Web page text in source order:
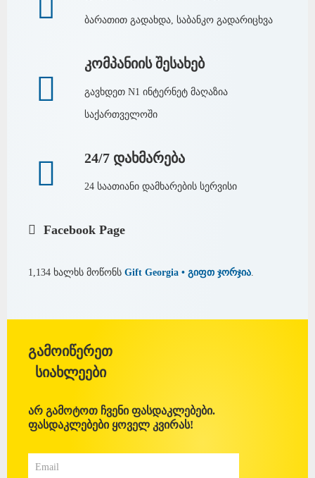
ბარათით გადახდა, საბანკო გადარიცხვა
კომპანიის შესახებ
გავხდეთ N1 ინტერნეტ მაღაზია
საქართველოში
24/7 დახმარება
24 საათიანი დამხარების სერვისი
Facebook Page
1,134 ხალხს მოწონს Gift Georgia • გიფთ ჯორჯია
გამოიწერეთ
სიახლეები
არ გამოტოთ ჩვენი ფასდაკლებები.
ფასდაკლებები ყოველ კვირას!